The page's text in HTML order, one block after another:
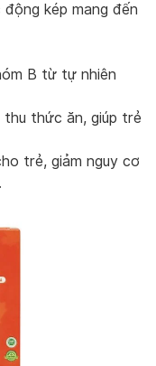
kép mang đến
B từ tự nhiên
thức ăn, giúp trẻ
trẻ, giảm nguy cơ